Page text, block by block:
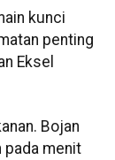
kunci
penting
Eksel
Bojan
pada menit